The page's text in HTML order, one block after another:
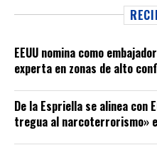
EEUU nomina como
experta en zonas de alto
De la Espriella se alinea con
tregua al narcoterrorismo»